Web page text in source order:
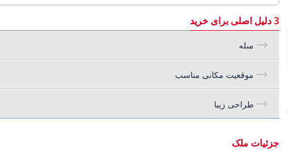
3 دلیل اصلی برای خرید
مبله
موقعیت مکانی مناسب
طراحی زیبا
جزئیات ملک